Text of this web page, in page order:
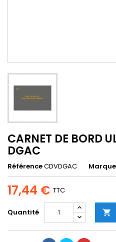
CARNET DE BORD
DGAC
RéférenceCDVDGAC Marque
17,44 € TTC
Quantité 